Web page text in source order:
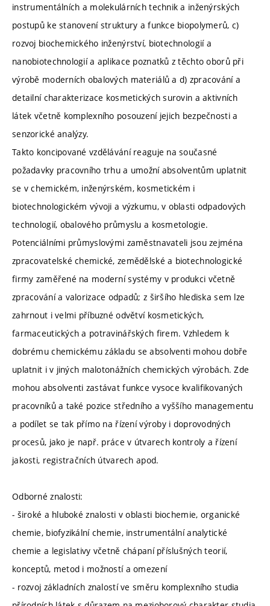
instrumentálních a molekulárních technik a inženýrských
postupů ke stanovení struktury a funkce biopolymerů, c)
rozvoj biochemického inženýrství, biotechnologií a
nanobiotechnologií a aplikace poznatků z těchto oborů při
výrobě moderních obalových materiálů a d) zpracování a
detailní charakterizace kosmetických surovin a aktivních
látek včetně komplexního posouzení jejich bezpečnosti a
senzorické analýzy.
Takto koncipované vzdělávání reaguje na současné
požadavky pracovního trhu a umožní absolventům uplatnit
se v chemickém, inženýrském, kosmetickém i
biotechnologickém vývoji a výzkumu, v oblasti odpadových
technologií, obalového průmyslu a kosmetologie.
Potenciálními průmyslovými zaměstnavateli jsou zejména
zpracovatelské chemické, zemědělské a biotechnologické
firmy zaměřené na moderní systémy v produkci včetně
zpracování a valorizace odpadů; z širšího hlediska sem lze
zahrnout i velmi příbuzné odvětví kosmetických,
farmaceutických a potravinářských firem. Vzhledem k
dobrému chemickému základu se absolventi mohou dobře
uplatnit i v jiných malotonážních chemických výrobách. Zde
mohou absolventi zastávat funkce vysoce kvalifikovaných
pracovníků a také pozice středního a vyššího managementu
a podílet se tak přímo na řízení výroby i doprovodných
procesů, jako je např. práce v útvarech kontroly a řízení
jakosti, registračních útvarech apod.
Odborné znalosti:
- široké a hluboké znalosti v oblasti biochemie, organické
chemie, biofyzikální chemie, instrumentální analytické
chemie a legislativy včetně chápaní příslušných teorií,
konceptů, metod i možností a omezení
- rozvoj základních znalostí ve směru komplexního studia